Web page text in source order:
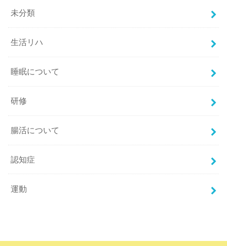
未分類
生活リハ
睡眠について
研修
腸活について
認知症
運動